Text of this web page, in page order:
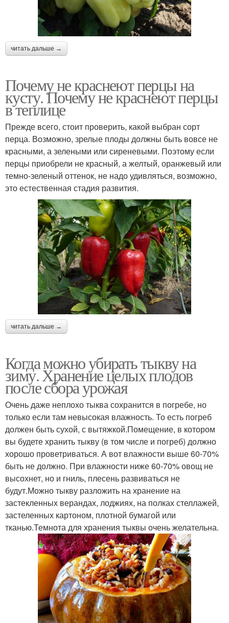
читать дальше →
Почему не краснеют перцы на
кусту. Почему не краснеют перцы
в теплице
Прежде всего, стоит проверить, какой выбран сорт
перца. Возможно, зрелые плоды должны быть вовсе не
красными, а зелеными или сиреневыми. Поэтому если
перцы приобрели не красный, а желтый, оранжевый или
темно-зеленый оттенок, не надо удивляться, возможно,
это естественная стадия развития.
читать дальше →
Когда можно убирать тыкву на
зиму. Хранение целых плодов
после сбора урожая
Очень даже неплохо тыква сохранится в погребе, но
только если там невысокая влажность. То есть погреб
должен быть сухой, с вытяжкой.Помещение, в котором
вы будете хранить тыкву (в том числе и погреб) должно
хорошо проветриваться. А вот влажности выше 60-70%
быть не должно. При влажности ниже 60-70% овощ не
высохнет, но и гниль, плесень развиваться не
будут.Можно тыкву разложить на хранение на
застекленных верандах, лоджиях, на полках стеллажей,
застеленных картоном, плотной бумагой или
тканью.Темнота для хранения тыквы очень желательна.